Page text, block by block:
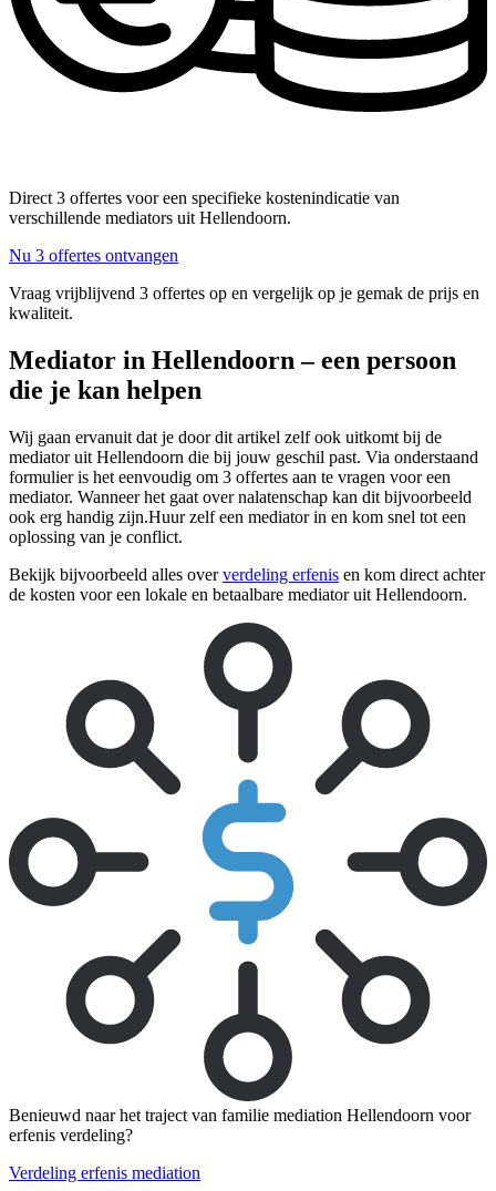
Direct 3 offertes voor een specifieke kostenindicatie van
verschillende mediators uit Hellendoorn.
Nu 3 offertes ontvangen
Vraag vrijblijvend 3 offertes op en vergelijk op je gemak de prijs en
kwaliteit.
Mediator in Hellendoorn – een persoon
die je kan helpen
Wij gaan ervanuit dat je door dit artikel zelf ook uitkomt bij de
mediator uit Hellendoorn die bij jouw geschil past. Via onderstaand
formulier is het eenvoudig om 3 offertes aan te vragen voor een
mediator. Wanneer het gaat over nalatenschap kan dit bijvoorbeeld
ook erg handig zijn.Huur zelf een mediator in en kom snel tot een
oplossing van je conflict.
Bekijk bijvoorbeeld alles oververdeling erfenis en kom direct achter
de kosten voor een lokale en betaalbare mediator uit Hellendoorn.
Benieuwd naar het traject van familie mediation Hellendoorn voor
erfenis verdeling?
Verdeling erfenis mediation